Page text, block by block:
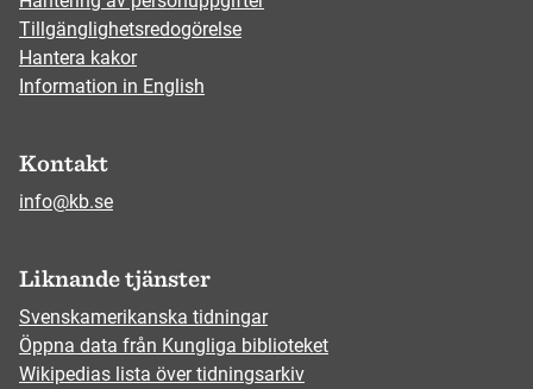
Tillgänglighetsredogörelse
Hantera kakor
Information in English
Kontakt
info@kb.se
Liknande tjänster
Svenskamerikanska tidningar
Öppna data från Kungliga biblioteket
Wikipedias lista över tidningsarkiv